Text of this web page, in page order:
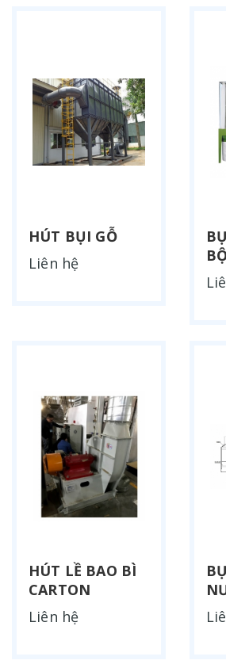
HÚT BỤI GỖ
Liên hệ
HÚT LỀ BAO BÌ
CARTON
Liên hệ